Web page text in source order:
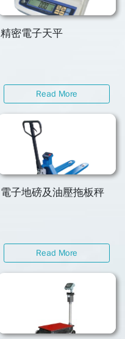
精密電子天平
Read More
電子地磅及油壓拖板秤
Read More